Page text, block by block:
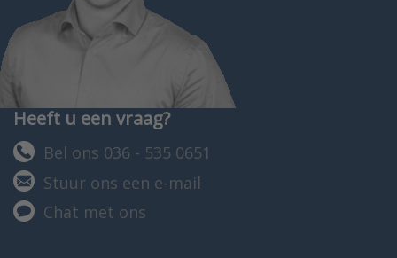
Heeft u een vraag?
Bel ons 036 - 535 0651
Stuur ons een e-mail
Chat met ons